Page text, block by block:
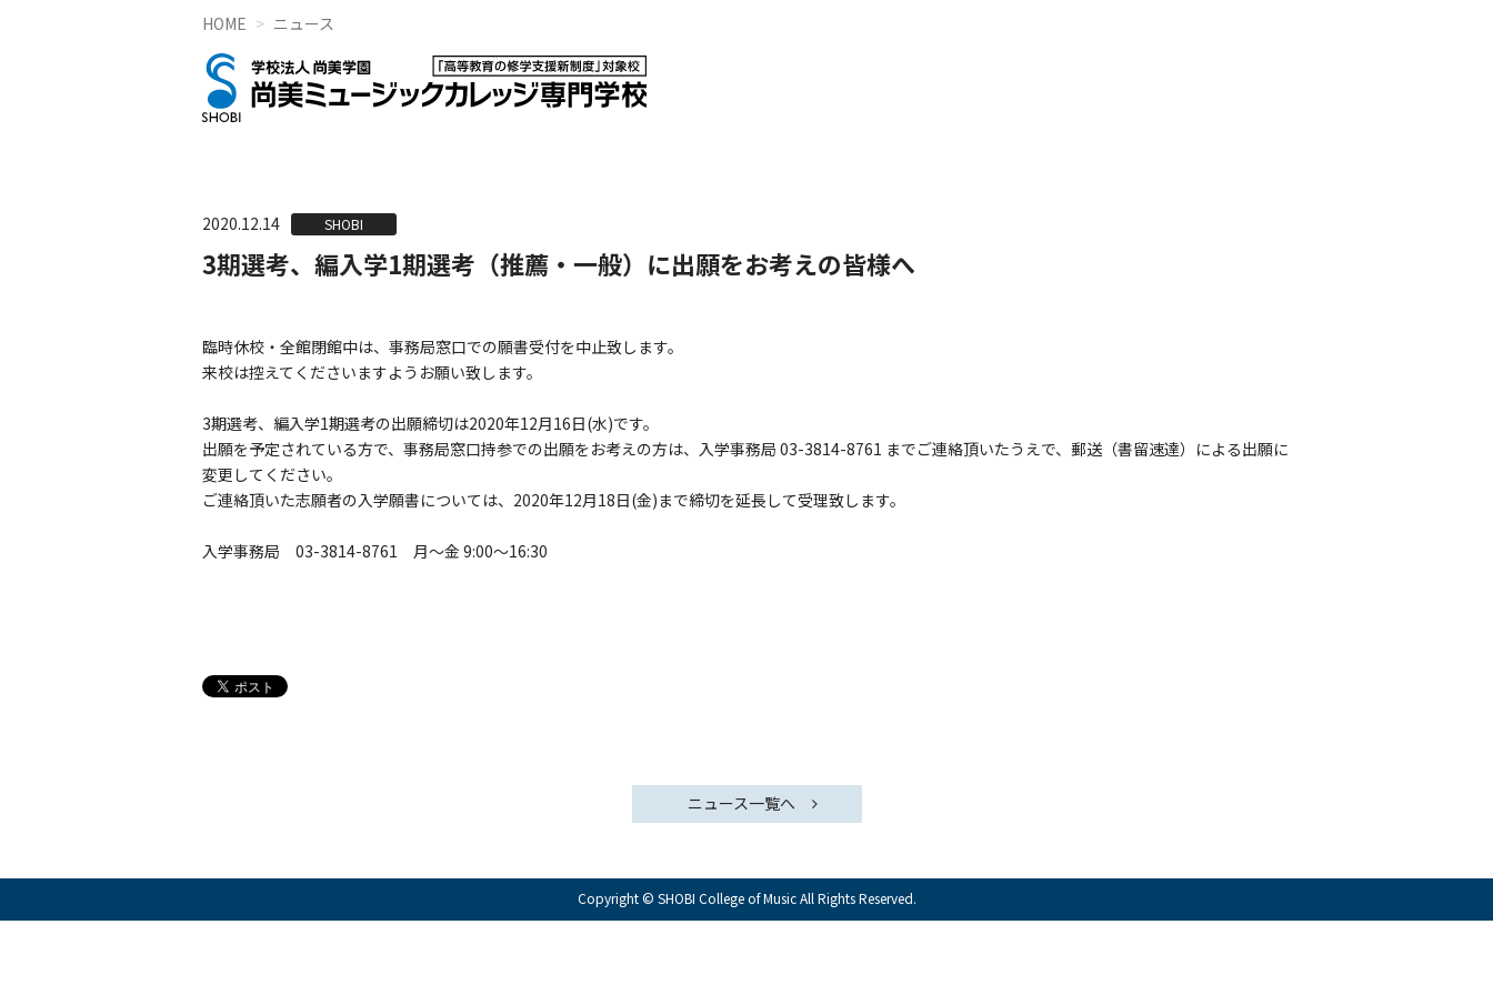
HOME ニュース
2020.12.14 SHOBI
3期選考、編入学1期選考（推薦・一般）に出願をお考えの皆様へ
臨時休校・全館閉館中は、事務局窓口での願書受付を中止致します。
来校は控えてくださいますようお願い致します。
3期選考、編入学1期選考の出願締切は2020年12月16日(水)です。
出願を予定されている方で、事務局窓口持参での出願をお考えの方は、入学事務局 03-3814-8761 までご連絡頂いたうえで、郵送（書留速達）による出願に
変更してください。
ご連絡頂いた志願者の入学願書については、2020年12月18日(金)まで締切を延長して受理致します。
入学事務局 03-3814-8761 月～金 9:00～16:30
ニュース一覧へ
Copyright © SHOBI College of Music All Rights Reserved.